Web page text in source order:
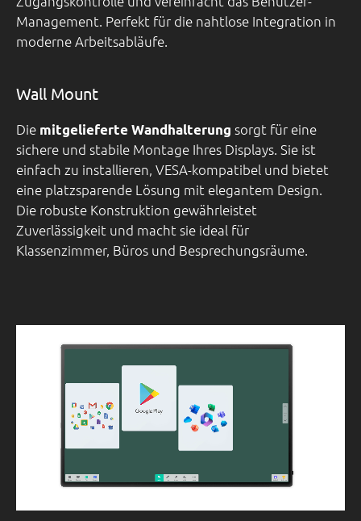
Management. Perfekt für die nahtlose Integration in
moderne Arbeitsabläufe.
Wall Mount
Die mitgelieferte Wandhalterung sorgt für eine
sichere und stabile Montage Ihres Displays. Sie ist
einfach zu installieren, VESA-kompatibel und bietet
eine platzsparende Lösung mit elegantem Design.
Die robuste Konstruktion gewährleistet
Zuverlässigkeit und macht sie ideal für
Klassenzimmer, Büros und Besprechungsräume.